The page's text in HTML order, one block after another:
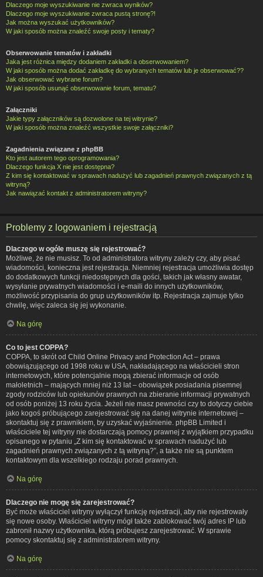
Dlaczego moje wyszukiwanie nie zwraca wyników?
Dlaczego moje wyszukiwanie zwraca pustą stronę?!
Jak można wyszukać użytkowników?
W jaki sposób można znaleźć swoje posty i tematy?
Obserwowanie tematów i zakładki
Jaka jest różnica między dodaniem zakładki a obserwowaniem?
W jaki sposób można dodać zakładkę do wybranych tematów lub je obserwować??
Jak obserwować wybrane forum?
W jaki sposób usunąć obserwowanie forum, tematu?
Załączniki
Jakie typy załączników są dozwolone na tej witrynie?
W jaki sposób można znaleźć wszystkie swoje załączniki?
Zagadnienia związane z phpBB
Kto jest autorem tego oprogramowania?
Dlaczego funkcja X nie jest dostępna?
Z kim się kontaktować w sprawach nadużyć lub zagadnień prawnych związanych z tą
witryną?
Jak nawiązać kontakt z administratorem witryny?
Problemy z logowaniem i rejestracją
Dlaczego w ogóle muszę się rejestrować?
Możliwe, że nie musisz. To od administratora witryny zależy czy, aby pisać
wiadomości, konieczna jest rejestracja. Niemniej rejestracja umożliwia dostęp
do dodatkowych funkcji niedostępnych dla gości, takich jak własny awatar,
wysyłanie prywatnych wiadomości i e-maili do innych użytkowników,
możliwość przypisania do grup użytkowników itp. Rejestracja zajmuje tylko
chwilę, więc zaleca się jej wykonanie.
Na górę
Co to jest COPPA?
COPPA, to skrót od Child Online Privacy and Protection Act – prawa
obowiązującego od 1998 roku w USA, nakładającego na właścicieli stron
internetowych, które potencjalnie mogą zbierać informacje od osób
małoletnich – mających mniej niż 13 lat – obowiązek posiadania pisemnej
zgody rodziców lub opiekunów prawnych na zbieranie informacji prywatnych
od osób poniżej 13 roku życia. Jeżeli nie masz pewności czy to dotyczy ciebie
jako kogoś próbującego zarejestrować się na danej witrynie internetowej –
skontaktuj się z prawnikiem, by uzyskać wyjaśnienie. phpBB Limited i
właściciele tej witryny nie dostarczają pomocy prawnej z wyjątkiem przypadku
opisanego w pytaniu „Z kim się kontaktować w sprawach nadużyć lub
zagadnień prawnych związanych z tą witryną?”, a także nie są punktem
kontaktowym dla wszelkiego rodzaju porad prawnych.
Na górę
Dlaczego nie mogę się zarejestrować?
Być może właściciel witryny wyłączył funkcję rejestracji, aby nie rejestrowały
się nowe osoby. Właściciel witryny mógł także zablokować twój adres IP lub
zabronił nazwy użytkownika, którą próbujesz zarejestrować. W sprawie
pomocy skontaktuj się z administratorem witryny.
Na górę